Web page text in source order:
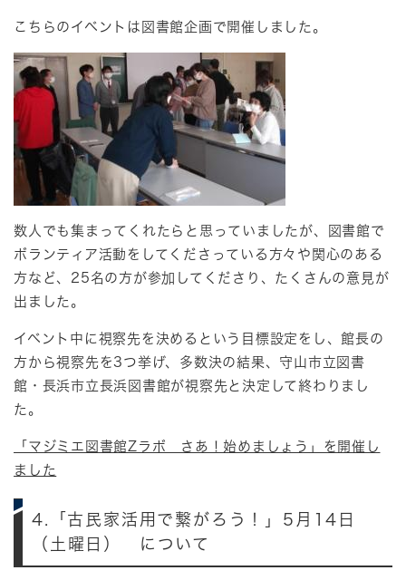
こちらのイベントは図書館企画で開催しました。
数人でも集まってくれたらと思っていましたが、図書館で
ボランティア活動をしてくださっている方々や関心のある
方など、25名の方が参加してくださり、たくさんの意見が
出ました。
イベント中に視察先を決めるという目標設定をし、館長の
方から視察先を3つ挙げ、多数決の結果、守山市立図書
館・長浜市立長浜図書館が視察先と決定して終わりまし
た。
「マジミエ図書館Zラボ さあ！始めましょう」を開催し
ました
4.「古民家活用で繋がろう！」5月14日
（土曜日） について